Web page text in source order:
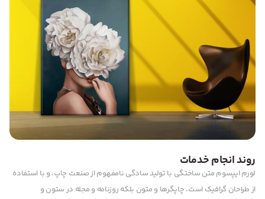
روند انجام خدمات
لورم ایپسوم متن ساختگی با تولید سادگی نامفهوم از صنعت چاپ، و با استفاده
از طراحان گرافیک است، چاپگرها و متون بلکه روزنامه و مجله در ستون و